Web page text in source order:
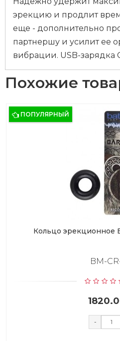
эрекцию и продлит
еще - дополнительно
партнершу и усилит ее
вибрации. USB-зарядка
Похожие
ПОПУЛЯРНЫЙ
Кольцо эрекционное
BM-
-